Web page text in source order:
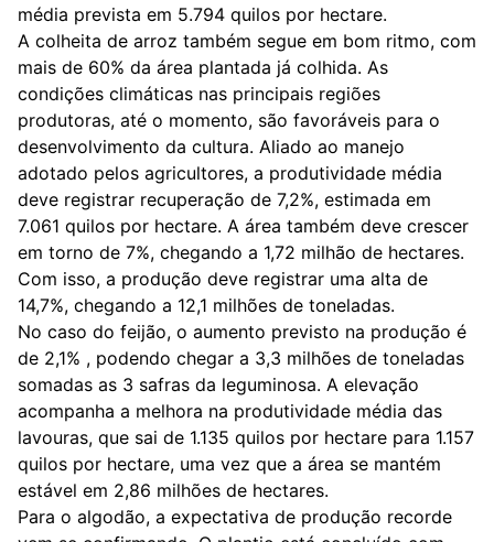
média prevista em 5.794 quilos por hectare.
A colheita de arroz também segue em bom ritmo, com
mais de 60% da área plantada já colhida. As
condições climáticas nas principais regiões
produtoras, até o momento, são favoráveis para o
desenvolvimento da cultura. Aliado ao manejo
adotado pelos agricultores, a produtividade média
deve registrar recuperação de 7,2%, estimada em
7.061 quilos por hectare. A área também deve crescer
em torno de 7%, chegando a 1,72 milhão de hectares.
Com isso, a produção deve registrar uma alta de
14,7%, chegando a 12,1 milhões de toneladas.
No caso do feijão, o aumento previsto na produção é
de 2,1% , podendo chegar a 3,3 milhões de toneladas
somadas as 3 safras da leguminosa. A elevação
acompanha a melhora na produtividade média das
lavouras, que sai de 1.135 quilos por hectare para 1.157
quilos por hectare, uma vez que a área se mantém
estável em 2,86 milhões de hectares.
Para o algodão, a expectativa de produção recorde